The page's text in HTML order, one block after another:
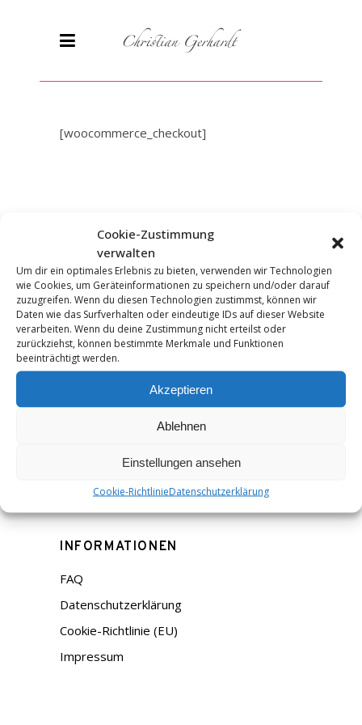
Cookie-Zustimmung
verwalten
Um dir ein optimales Erlebnis zu bieten, verwenden wir Technologien
wie Cookies, um Geräteinformationen zu speichern und/oder darauf
zuzugreifen. Wenn du diesen Technologien zustimmst, können wir
Daten wie das Surfverhalten oder eindeutige IDs auf dieser Website
verarbeiten. Wenn du deine Zustimmung nicht erteilst oder
zurückziehst, können bestimmte Merkmale und Funktionen
beeinträchtigt werden.
Akzeptieren
Ablehnen
Einstellungen ansehen
Cookie-RichtlinieDatenschutzerklärung
[woocommerce_checkout]
© Christian Gerhardt 2026.
Instagram
Facebook
INFORMATIONEN
FAQ
Datenschutzerklärung
Cookie-Richtlinie (EU)
Impressum